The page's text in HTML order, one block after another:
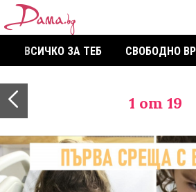
ВСИЧКО ЗА ТЕБ СВОБОДНО
1 от 19